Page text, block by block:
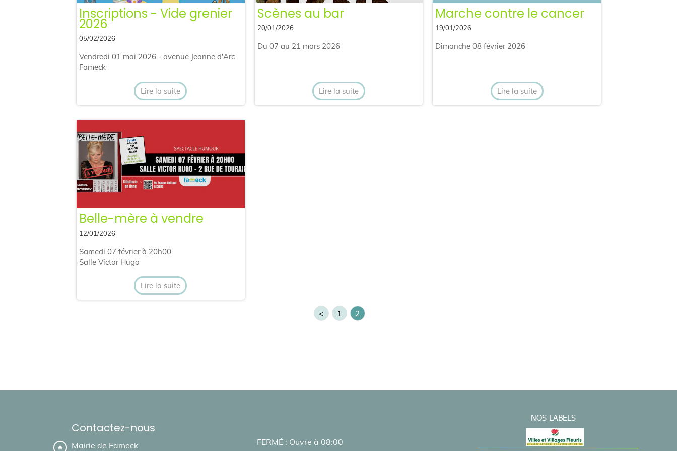
FERMÉ : Ouvre à 08:00
NOS LABELS
home
Contactez-nous
Mairie de Fameck
Inscriptions - Vide grenier
2026
05/02/2026
Vendredi 01 mai 2026 - avenue Jeanne d'Arc
Fameck
Lire la suite
Scènes au bar
20/01/2026
Du 07 au 21 mars 2026
Lire la suite
Marche contre le cancer
19/01/2026
Dimanche 08 février 2026
Lire la suite
Belle-mère à vendre
12/01/2026
Samedi 07 février à 20h00
Salle Victor Hugo
Lire la suite
< 1 2